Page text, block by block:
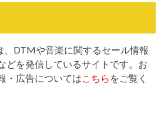
、DTMや音楽に関するセール情報
どを発信しているサイトです。お
・広告についてはこちら をご覧く